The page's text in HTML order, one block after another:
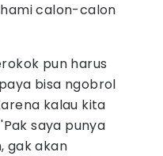
calon-calon
pun harus
bisa ngobrol
kalau kita
saya punya
gak akan